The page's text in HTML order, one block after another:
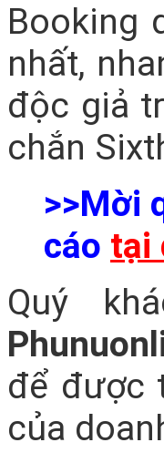
Booking
nhất,
độc giả
chắn
>>Mời
cáo tại
Quý
để được
của